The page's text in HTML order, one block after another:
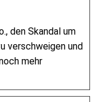
den Skandal um
verschweigen und
mehr